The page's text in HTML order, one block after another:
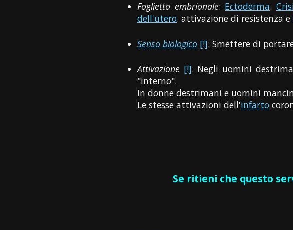
Foglietto embrionale: Ectoderma.
dell'utero. attivazione di resistenza e
Senso biologico [!]: Smettere di
Attivazione [!]: Negli uomini
"interno".
In donne destrimani e uomini
Le stesse attivazioni dell'infarto
Se ritieni che questo